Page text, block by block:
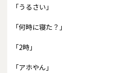
「うるさい」
「何時に寝た？」
「2時」
「アホやん」